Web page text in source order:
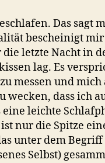
Das sagt
bescheinigt
letzte Nacht in
lag. Es
messen und
wecken, dass ich
leichte
nur die Spitze
unter dem
Selbst)